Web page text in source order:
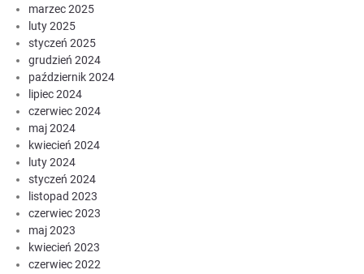
marzec 2025
luty 2025
styczeń 2025
grudzień 2024
październik 2024
lipiec 2024
czerwiec 2024
maj 2024
kwiecień 2024
luty 2024
styczeń 2024
listopad 2023
czerwiec 2023
maj 2023
kwiecień 2023
czerwiec 2022